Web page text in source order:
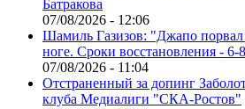
Батракова
07/08/2026 - 12:06
Шамиль Газизов: "Джапо
ноге. Сроки восстановления - 6-
07/08/2026 - 11:04
Отстраненный за допинг
клуба Медиалиги "СКА-Ростов"